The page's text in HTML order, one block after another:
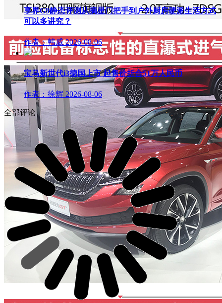
享界G9静态评测从摘星门把手到户外厨房硬派生活方式
可以多讲究？
作者：韩威 2026-08-06
宝马新世代i3德国上市 起售价折合51万人民币
作者：徐辉 2026-08-06
全部评论